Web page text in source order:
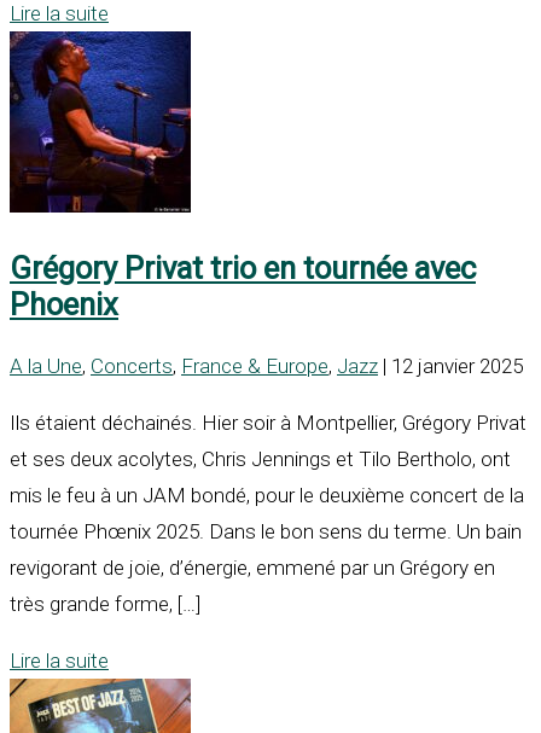
Lire la suite
Grégory Privat trio en tournée avec
Phoenix
A la Une, Concerts, France & Europe, Jazz | 12 janvier 2025
Ils étaient déchainés. Hier soir à Montpellier, Grégory Privat
et ses deux acolytes, Chris Jennings et Tilo Bertholo, ont
mis le feu à un JAM bondé, pour le deuxième concert de la
tournée Phœnix 2025. Dans le bon sens du terme. Un bain
revigorant de joie, d’énergie, emmené par un Grégory en
très grande forme, […]
Lire la suite